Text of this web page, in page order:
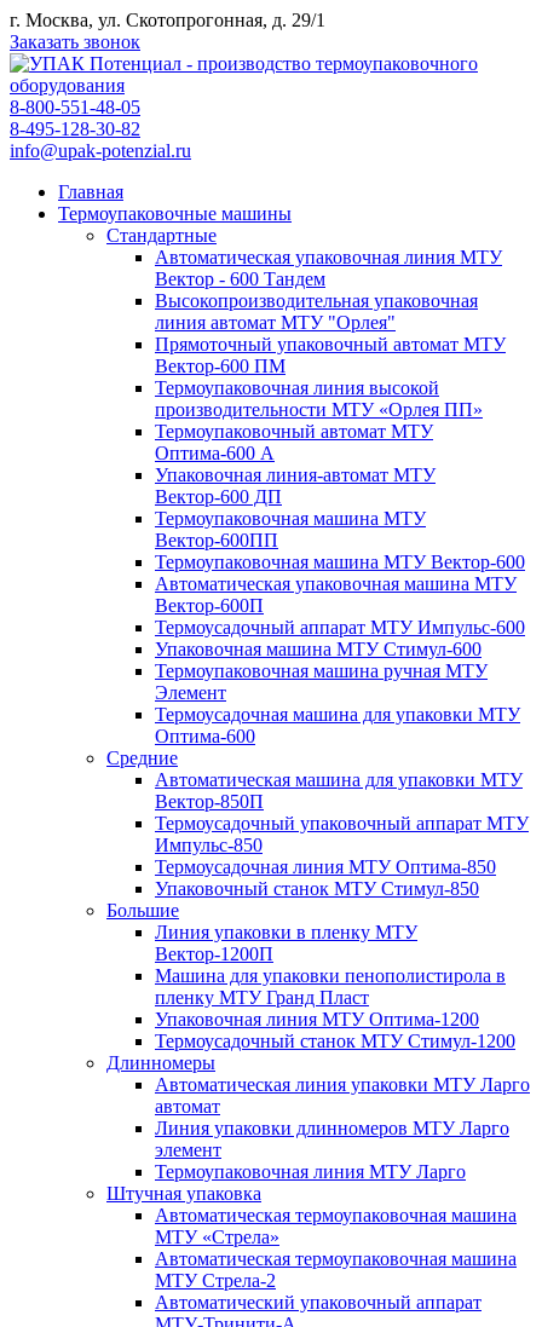
г. Москва, ул. Скотопрогонная, д. 29/1
Заказать звонок
8-800-551-48-05
8-495-128-30-82
info@upak-potenzial.ru
Главная
Термоупаковочные машины
Стандартные
Автоматическая упаковочная линия МТУ
Вектор - 600 Тандем
Высокопроизводительная упаковочная
линия автомат МТУ "Орлея"
Прямоточный упаковочный автомат МТУ
Вектор-600 ПМ
Термоупаковочная линия высокой
производительности МТУ «Орлея ПП»
Термоупаковочный автомат МТУ
Оптима-600 А
Упаковочная линия-автомат МТУ
Вектор-600 ДП
Термоупаковочная машина МТУ
Вектор-600ПП
Термоупаковочная машина МТУ Вектор-600
Автоматическая упаковочная машина МТУ
Вектор-600П
Термоусадочный аппарат МТУ Импульс-600
Упаковочная машина МТУ Стимул-600
Термоупаковочная машина ручная МТУ
Элемент
Термоусадочная машина для упаковки МТУ
Оптима-600
Средние
Автоматическая машина для упаковки МТУ
Вектор-850П
Термоусадочный упаковочный аппарат МТУ
Импульс-850
Термоусадочная линия МТУ Оптима-850
Упаковочный станок МТУ Стимул-850
Большие
Линия упаковки в пленку МТУ
Вектор-1200П
Машина для упаковки пенополистирола в
пленку МТУ Гранд Пласт
Упаковочная линия МТУ Оптима-1200
Термоусадочный станок МТУ Стимул-1200
Длинномеры
Автоматическая линия упаковки МТУ Ларго
автомат
Линия упаковки длинномеров МТУ Ларго
элемент
Термоупаковочная линия МТУ Ларго
Штучная упаковка
Автоматическая термоупаковочная машина
МТУ «Стрела»
Автоматическая термоупаковочная машина
МТУ Стрела-2
Автоматический упаковочный аппарат